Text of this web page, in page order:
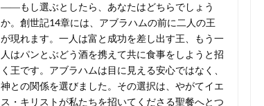
――もし選ぶとしたら、あなたはどちらでしょう
か。創世記14章には、アブラハムの前に二人の王
が現れます。一人は富と成功を差し出す王、もう一
人はパンとぶどう酒を携えて共に食事をしようと招
く王です。アブラハムは目に見える安心ではなく、
神との関係を選びました。その選択は、やがてイエ
ス・キリストが私たちを招いてくださる聖餐へとつ